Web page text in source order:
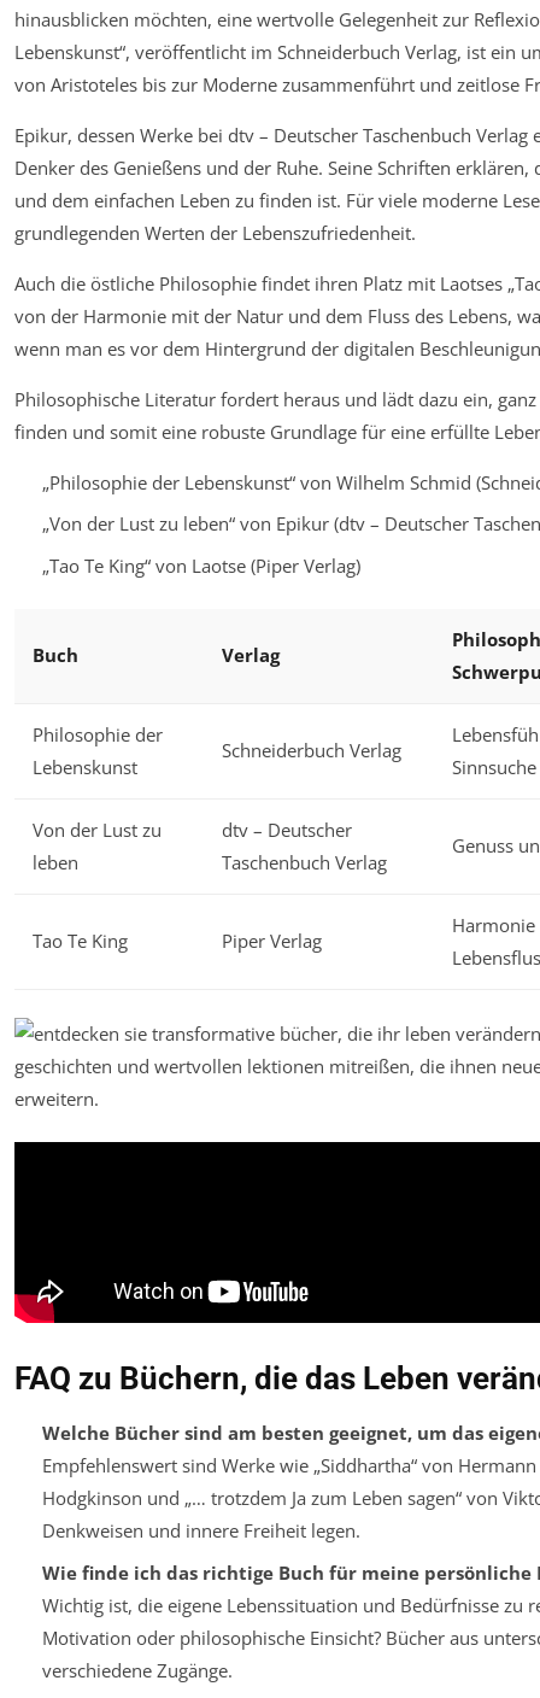
hinausblicken möchten, eine wertvolle Gelegenheit zur
Lebenskunst“, veröffentlicht im Schneiderbuch Verlag, ist ein
von Aristoteles bis zur Moderne zusammenführt und zeitlose
Epikur, dessen Werke bei dtv – Deutscher Taschenbuch
Denker des Genießens und der Ruhe. Seine Schriften
und dem einfachen Leben zu finden ist. Für viele moderne
grundlegenden Werten der Lebenszufriedenheit.
Auch die östliche Philosophie findet ihren Platz mit Laotses
von der Harmonie mit der Natur und dem Fluss des Lebens,
wenn man es vor dem Hintergrund der digitalen
Philosophische Literatur fordert heraus und lädt dazu ein,
finden und somit eine robuste Grundlage für eine erfüllte
„Philosophie der Lebenskunst“ von Wilhelm Schmid
„Von der Lust zu leben“ von Epikur (dtv – Deutscher
„Tao Te King“ von Laotse (Piper Verlag)
Buch Verlag
Philosophie der
Lebenskunst
Schneiderbuch Verlag
Sinnsuche
Von der Lust zu
leben
dtv – Deutscher
Taschenbuch Verlag
Genuss
Tao Te King Piper Verlag
FAQ zu Büchern, die das Leben
Welche Bücher sind am besten geeignet, um das
Empfehlenswert sind Werke wie „Siddhartha“ von
Hodgkinson und „… trotzdem Ja zum Leben sagen“ von
Denkweisen und innere Freiheit legen.
Wie finde ich das richtige Buch für meine persönliche
Wichtig ist, die eigene Lebenssituation und Bedürfnisse zu
Motivation oder philosophische Einsicht? Bücher aus
verschiedene Zugänge.